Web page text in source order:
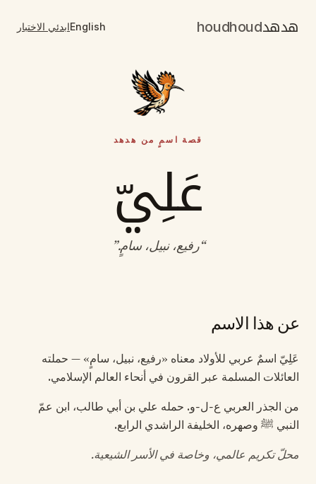
هدهدhoudhoud
Englishابدئي الاختبار
قصة اسمٍ من هدهد
عَلِيّ
“رفيع، نبيل، سامٍ.”
عن هذا الاسم
عَلِيّ اسمٌ عربي للأولاد معناه «رفيع، نبيل، سامٍ» — حملته
العائلات المسلمة عبر القرون في أنحاء العالم الإسلامي.
من الجذر العربي ع-ل-و. حمله علي بن أبي طالب، ابن عمّ
النبي ﷺ وصهره، الخليفة الراشدي الرابع.
محلّ تكريم عالمي، وخاصة في الأسر الشيعية.